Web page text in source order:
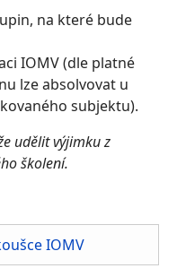
na které bude
IOMV (dle platné
lze absolvovat u
subjektu).
udělit výjimku z
školení.
IOMV